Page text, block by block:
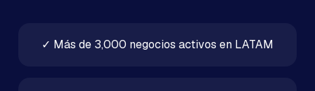
✓ Más de 3,000 negocios activos en LATAM